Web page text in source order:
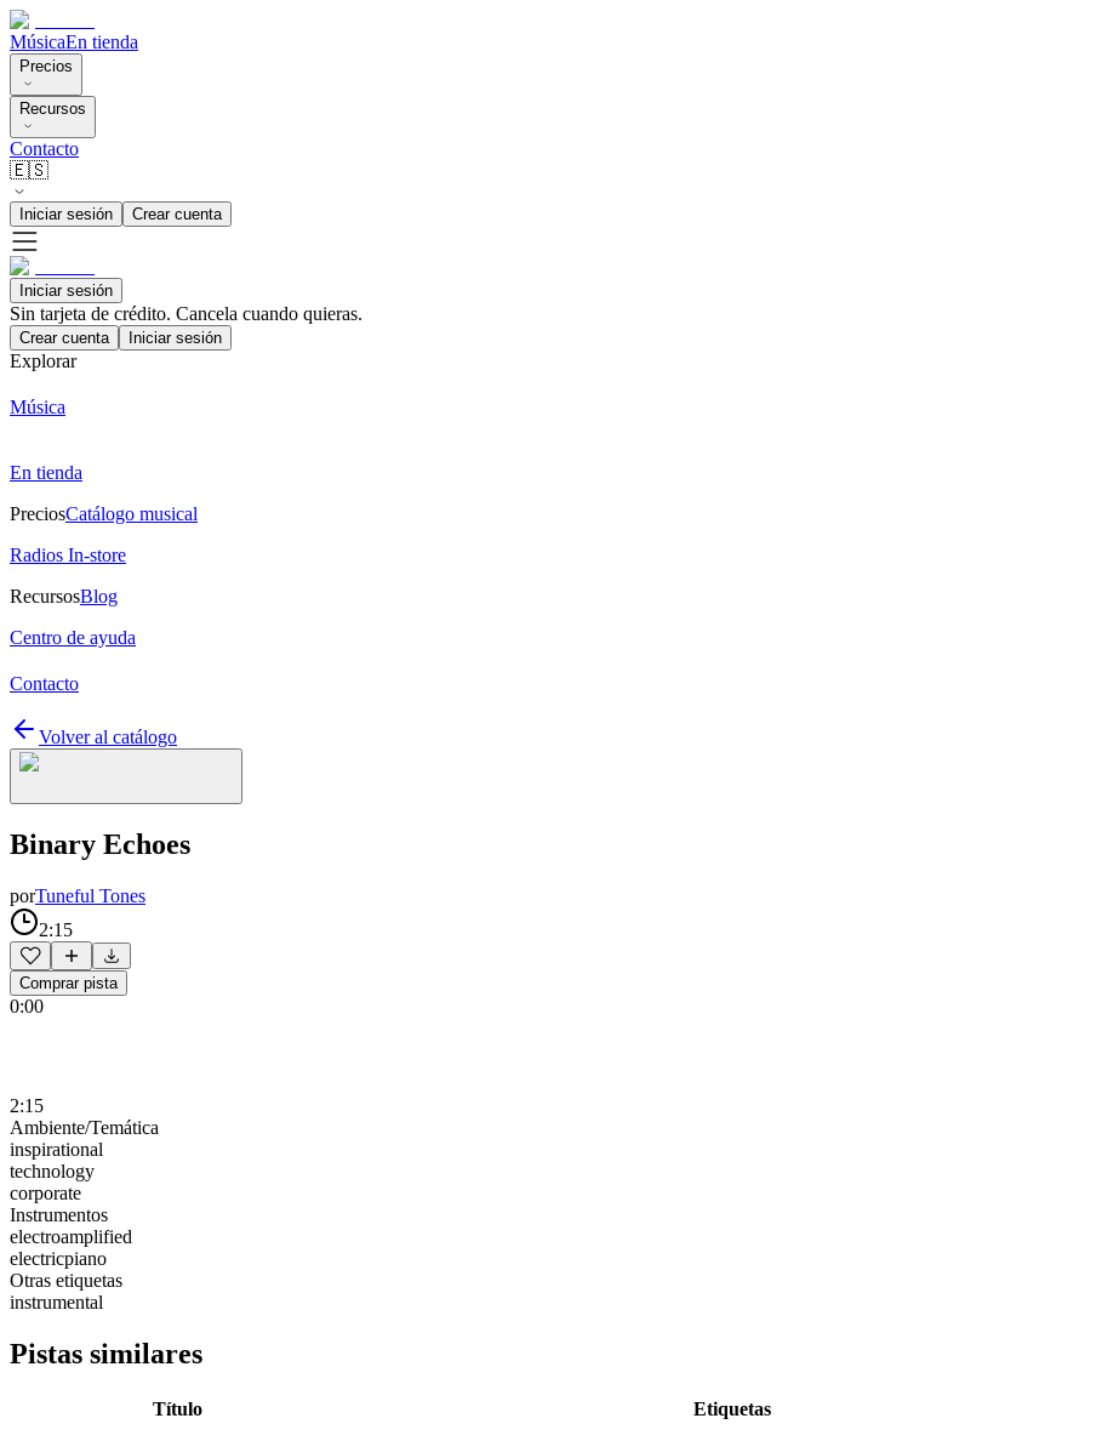
MúsicaEn tienda
Precios
Recursos
Contacto
🇪🇸
Iniciar sesión Crear cuenta
Iniciar sesión
Sin tarjeta de crédito. Cancela cuando quieras.
Crear cuenta Iniciar sesión
Explorar
Música
En tienda
PreciosCatálogo musical
Radios In-store
RecursosBlog
Centro de ayuda
Contacto
Volver al catálogo
Binary Echoes
porTuneful Tones
2:15
Comprar pista
0:00
2:15
Ambiente/Temática
inspirational
technology
corporate
Instrumentos
electroamplified
electricpiano
Otras etiquetas
instrumental
Pistas similares
Título Etiquetas